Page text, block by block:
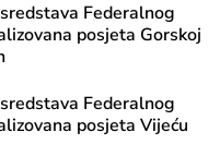
Federalnog
posjeta Gorskoj
Federalnog
posjeta Vijeću